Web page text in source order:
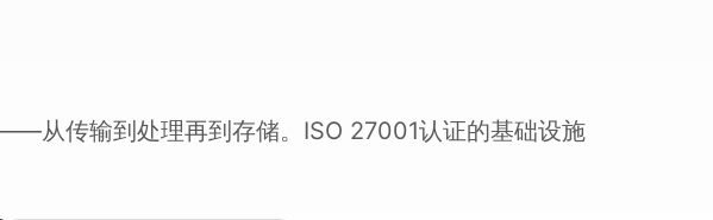
从传输到处理再到存储。ISO 27001认证的基础设施